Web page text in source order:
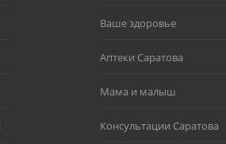
Ваше здоровье
Аптеки Саратова
Мама и малыш
Консультации Саратова